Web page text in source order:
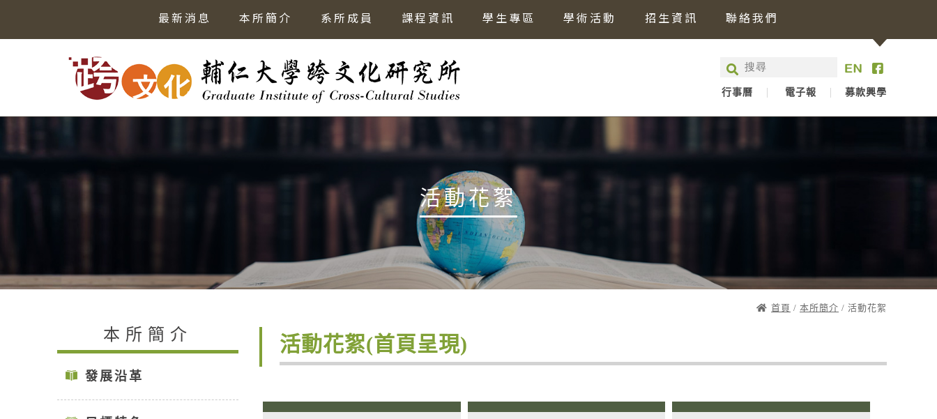
最新消息 本所簡介 系所成員 課程資訊 學生專區 學術活動 招生資訊 聯絡我們
行事曆 電子報 募款興學
活動花絮
首頁 / 本所簡介 / 活動花絮
本所簡介
發展沿革
活動花絮(首頁呈現)